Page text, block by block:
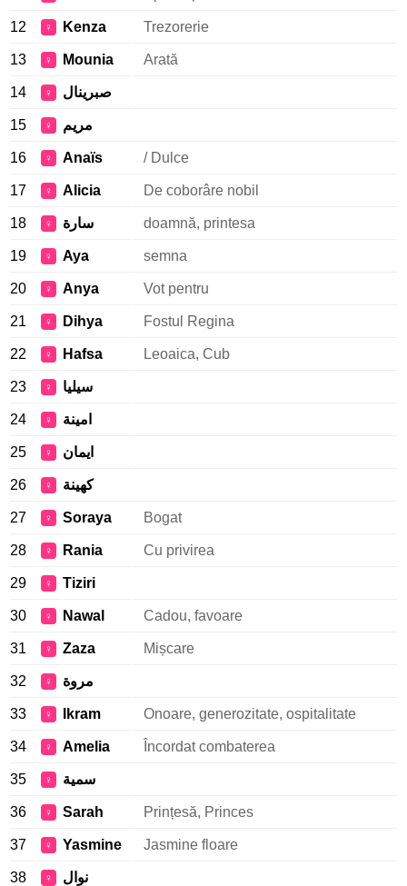
12 ♀ Kenza Trezorerie
13 ♀ Mounia Arată
14 ♀ صبرينال
15 ♀ مريم
16 ♀ Anaïs / Dulce
17 ♀ Alicia De coborâre nobil
18 ♀ سارة doamnă, printesa
19 ♀ Aya semna
20 ♀ Anya Vot pentru
21 ♀ Dihya Fostul Regina
22 ♀ Hafsa Leoaica, Cub
23 ♀ سيليا
24 ♀ امينة
25 ♀ ايمان
26 ♀ كهينة
27 ♀ Soraya Bogat
28 ♀ Rania Cu privirea
29 ♀ Tiziri
30 ♀ Nawal Cadou, favoare
31 ♀ Zaza Mișcare
32 ♀ مروة
33 ♀ Ikram Onoare, generozitate, ospitalitate
34 ♀ Amelia Încordat combaterea
35 ♀ سمية
36 ♀ Sarah Prințesă, Princes
37 ♀ Yasmine Jasmine floare
38 ♀ نوال